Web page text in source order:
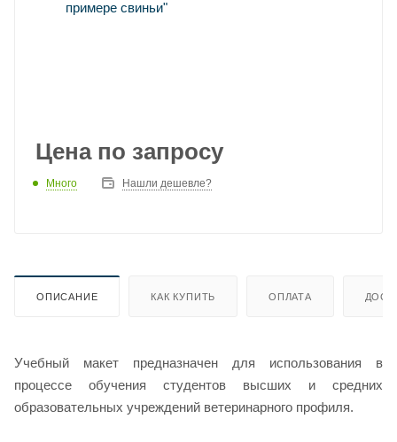
Цена по запросу
Много Нашли дешевле?
ОПИСАНИЕ КАК КУПИТЬ ОПЛАТА
Учебный макет предназначен для использования в
процессе обучения студентов высших и средних
образовательных учреждений ветеринарного профиля.